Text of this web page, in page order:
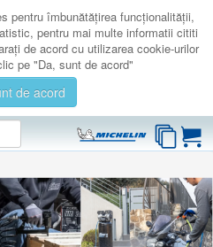
pentru îmbunătăţirea funcţionalităţii,
pentru mai multe informatii cititi
de acord cu utilizarea cookie-urilor
pe "Da, sunt de acord"
de acord